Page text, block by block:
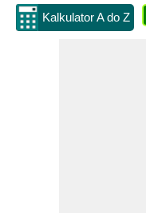
Kalkulator A do Z